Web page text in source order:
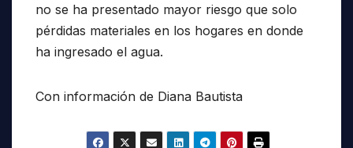
no se ha presentado mayor riesgo que solo
pérdidas materiales en los hogares en donde
ha ingresado el agua.
Con información de Diana Bautista